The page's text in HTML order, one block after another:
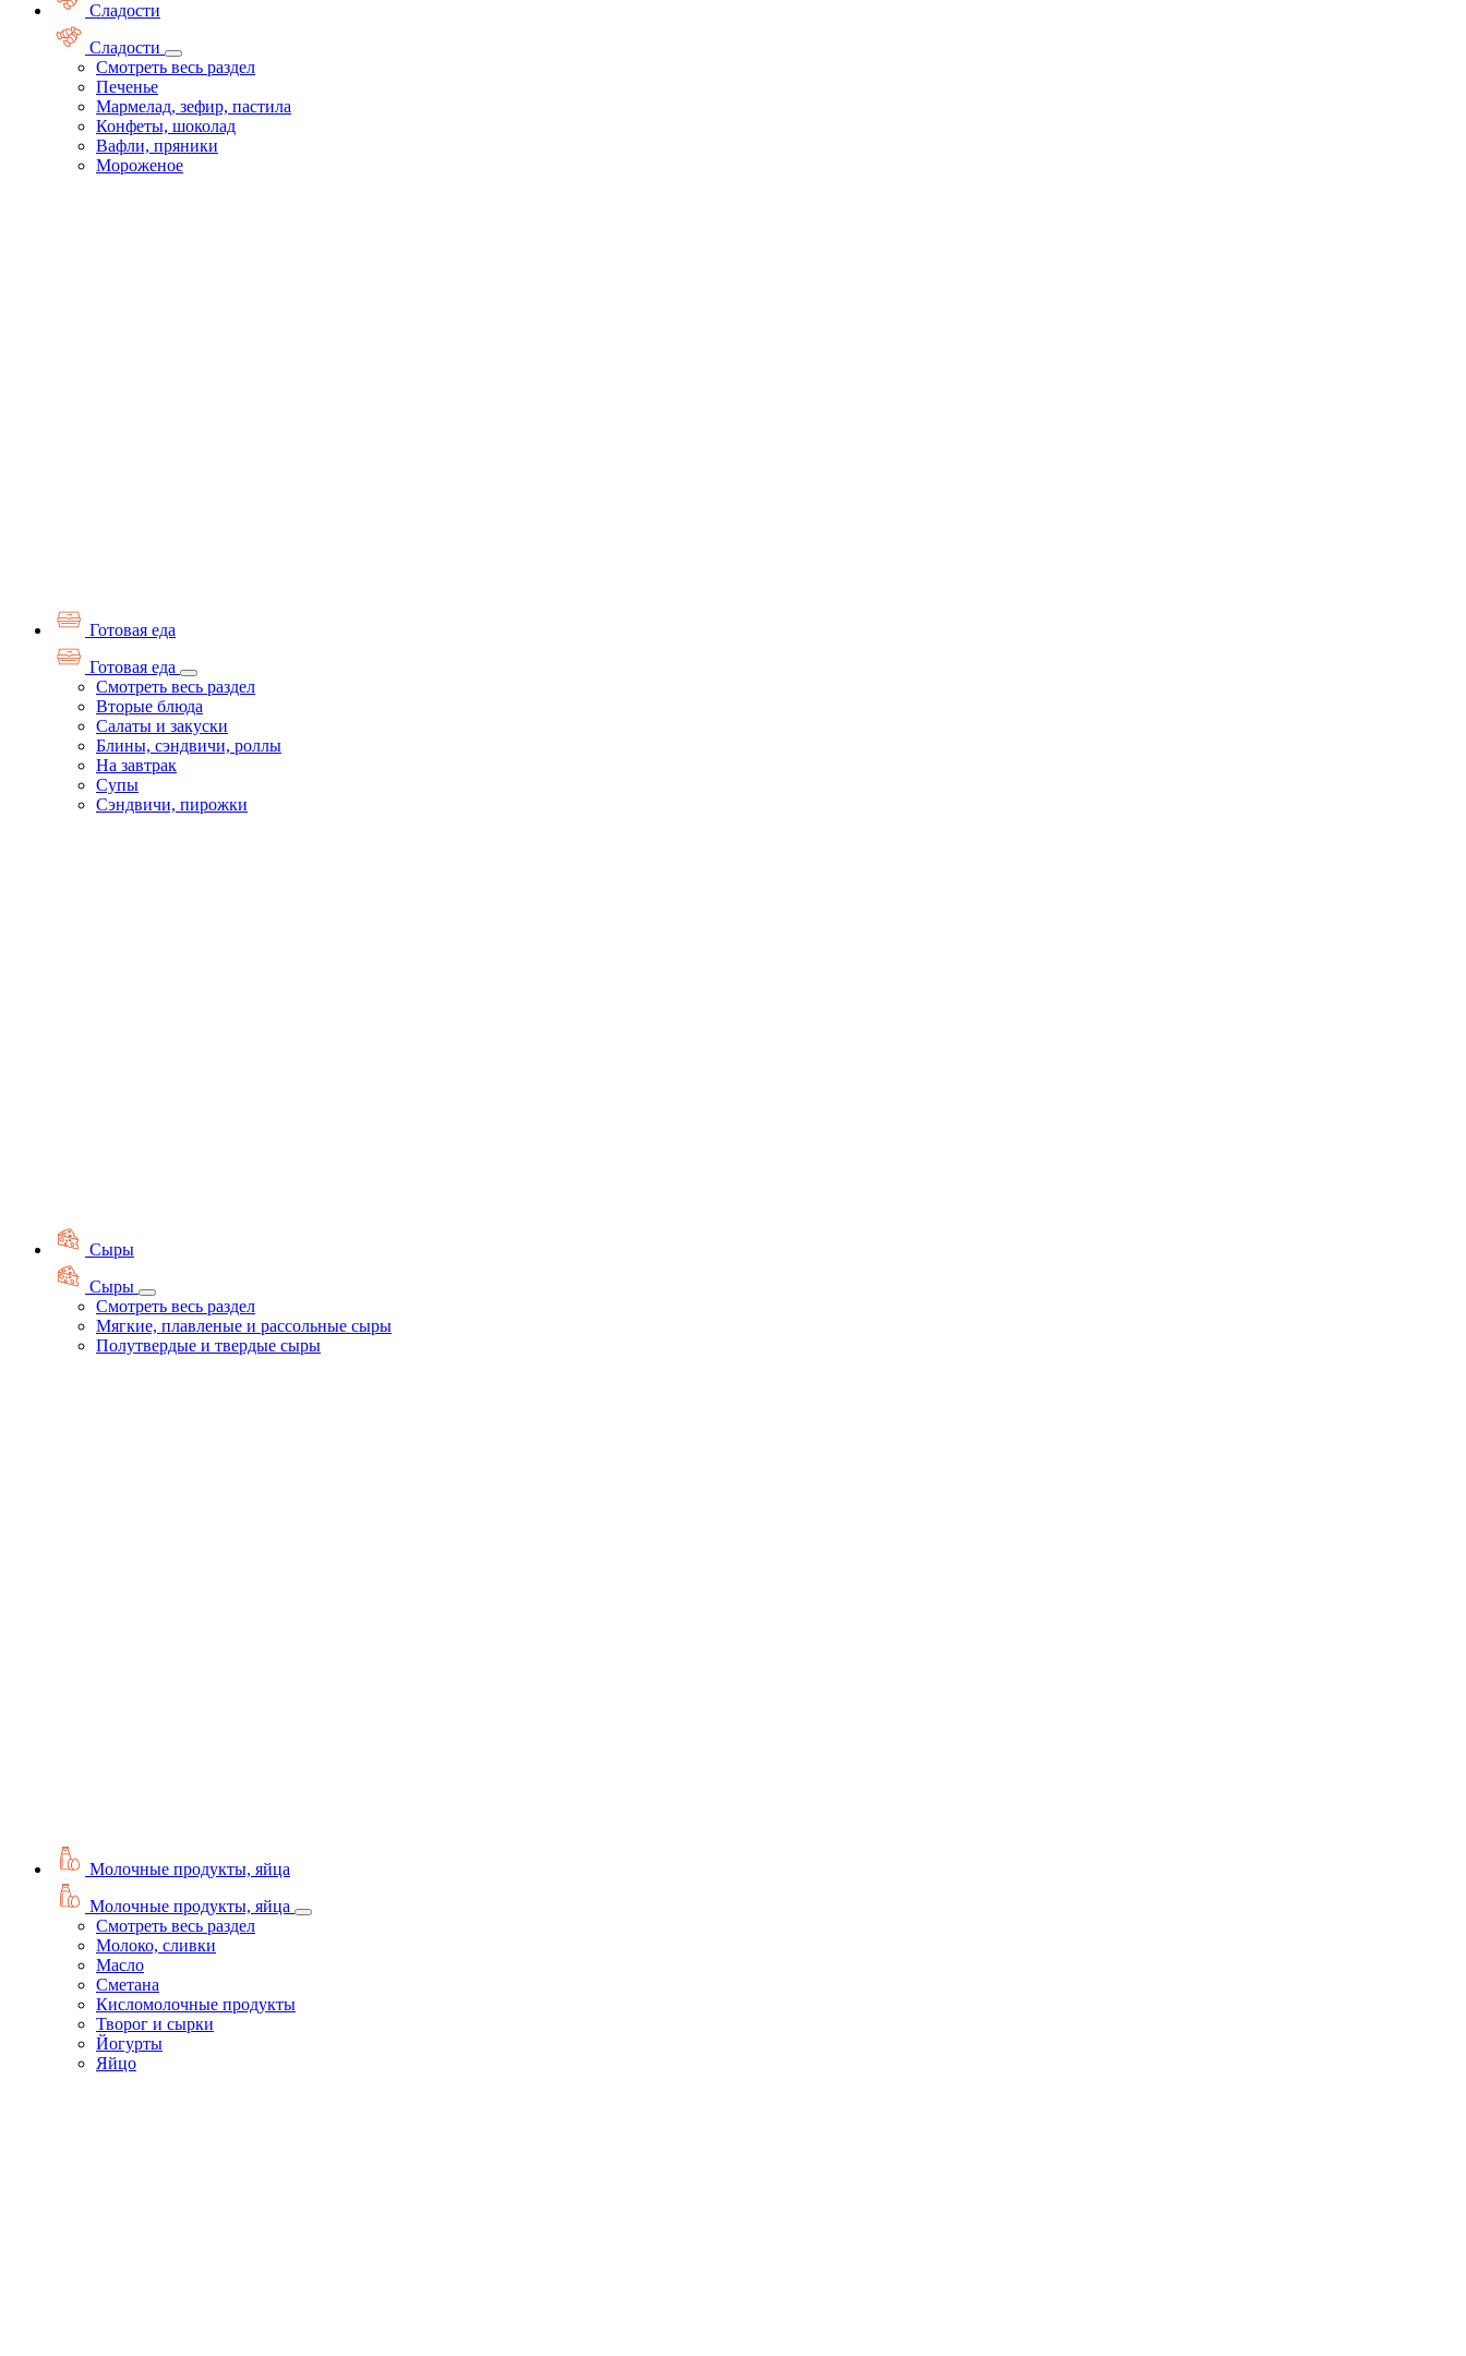
Сладости
Сладости
Смотреть весь раздел
Печенье
Мармелад, зефир, пастила
Конфеты, шоколад
Вафли, пряники
Мороженое
Готовая еда
Готовая еда
Смотреть весь раздел
Вторые блюда
Салаты и закуски
Блины, сэндвичи, роллы
На завтрак
Супы
Сэндвичи, пирожки
Сыры
Сыры
Смотреть весь раздел
Мягкие, плавленые и рассольные сыры
Полутвердые и твердые сыры
Молочные продукты, яйца
Молочные продукты, яйца
Смотреть весь раздел
Молоко, сливки
Масло
Сметана
Кисломолочные продукты
Творог и сырки
Йогурты
Яйцо